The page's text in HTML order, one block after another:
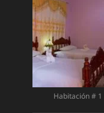
Habitación # 1